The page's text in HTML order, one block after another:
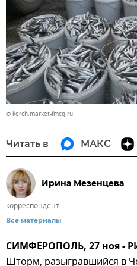
© kerch.market-fmcg.ru
Читать в МАКС
Ирина Мезенцева
корреспондент
Все материалы
СИМФЕРОПОЛЬ, 27 ноя -
Шторм, разыгравшийся в